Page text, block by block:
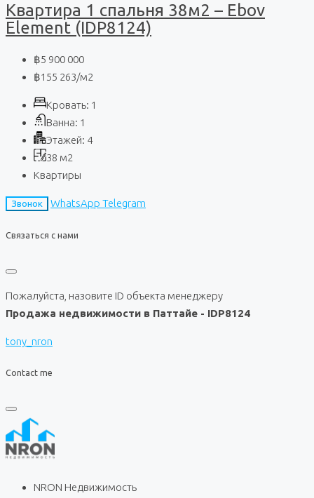
Квартира 1 спальня 38м2 – Ebov
Element (IDP8124)
฿5 900 000
฿155 263/м2
Кровать: 1
Ванна: 1
Этажей: 4
38 м2
Квартиры
Звонок WhatsApp Telegram
Связаться с нами
Пожалуйста, назовите ID объекта менеджеру
Продажа недвижимости в Паттайе - IDP8124
tony_nron
Contact me
NRON Недвижимость